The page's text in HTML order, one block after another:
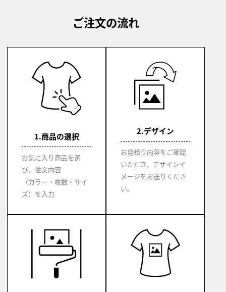
ご注文の流れ
1.商品の選択
お気に入り商品を選
び、注文内容
（カラー・枚数・サイ
ズ）を入力
2.デザイン
お見積り内容をご確認
いただき、デザインイ
メージをお送りくださ
い。